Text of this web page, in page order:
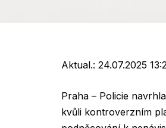
Aktual.: 24.07.2025
Praha – Policie
kvůli kontroverzním